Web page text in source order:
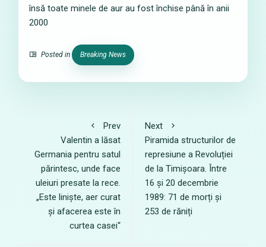
însă toate minele de aur au fost închise până în anii
2000
Posted in Breaking News
Prev
Valentin a lăsat
Germania pentru satul
părintesc, unde face
uleiuri presate la rece.
„Este liniște, aer curat
și afacerea este în
curtea casei“
Next
Piramida structurilor de
represiune a Revoluției
de la Timișoara. Între
16 și 20 decembrie
1989: 71 de morți și
253 de răniți